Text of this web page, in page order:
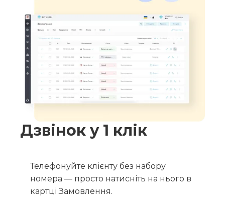
Дзвінок у 1 клік
Телефонуйте клієнту без набору
номера — просто натисніть на нього в
картці Замовлення.